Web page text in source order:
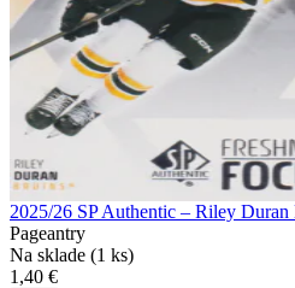
2025/26 SP Authentic – Riley
Pageantry
Na sklade (1 ks)
1,40 €